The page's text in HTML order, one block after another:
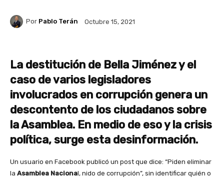
Por Pablo Terán Octubre 15, 2021
La destitución de Bella Jiménez y el
caso de varios legisladores
involucrados en corrupción genera un
descontento de los ciudadanos sobre
la Asamblea. En medio de eso y la crisis
política, surge esta desinformación.
Un usuario en Facebook publicó un post que dice: “Piden eliminar
la Asamblea Nacional, nido de corrupción”, sin identificar quién o